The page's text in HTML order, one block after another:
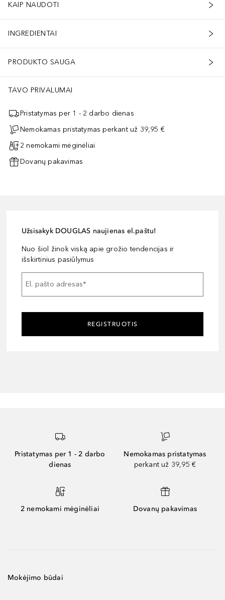
KAIP NAUDOTI
INGREDIENTAI
PRODUKTO SAUGA
TAVO PRIVALUMAI
Pristatymas per 1 - 2 darbo dienas
Nemokamas pristatymas perkant už 39,95 €
2 nemokami mėginėliai
Dovanų pakavimas
Užsisakyk DOUGLAS naujienas el.paštu!
Nuo šiol žinok viską apie grožio tendencijas ir
išskirtinius pasiūlymus
El. pašto adresas*
REGISTRUOTIS
Pristatymas per 1 - 2 darbo
dienas
Nemokamas pristatymas
perkant už 39,95 €
2 nemokami mėginėliai Dovanų pakavimas
Mokėjimo būdai